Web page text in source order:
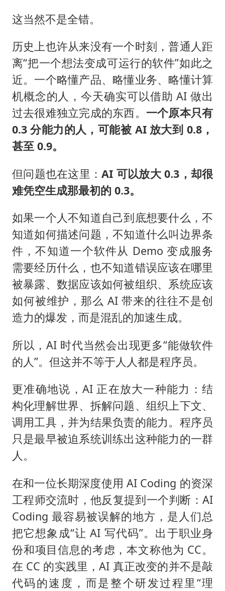
这当然不是全错。
历史上也许从来没有一个时刻，普通人距
离“把一个想法变成可运行的软件”如此之
近。一个略懂产品、略懂业务、略懂计算
机概念的人，今天确实可以借助 AI 做出
过去很难独立完成的东西。 一个原本只有
0.3 分能力的人，可能被 AI 放大到 0.8，
甚至 0.9。
但问题也在这里：AI 可以放大 0.3，却很
难凭空生成那最初的 0.3。
如果一个人不知道自己到底想要什么，不
知道如何描述问题，不知道什么叫边界条
件，不知道一个软件从 Demo 变成服务
需要经历什么，也不知道错误应该在哪里
被暴露、数据应该如何被组织、系统应该
如何被维护，那么 AI 带来的往往不是创
造力的爆发，而是混乱的加速生成。
所以，AI 时代当然会出现更多“能做软件
的人”。但这并不等于人人都是程序员。
更准确地说，AI 正在放大一种能力：结
构化理解世界、拆解问题、组织上下文、
调用工具，并为结果负责的能力。程序员
只是最早被迫系统训练出这种能力的一群
人。
在和一位长期深度使用 AI Coding 的资深
工程师交流时，他反复提到一个判断：AI
Coding 最容易被误解的地方，是人们总
把它想象成“让 AI 写代码”。出于职业身
份和项目信息的考虑，本文称他为 CC。
在 CC 的实践里，AI 真正改变的并不是敲
代码的速度，而是整个研发过程里“理